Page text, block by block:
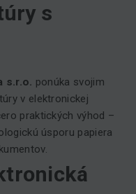
s
s.r.o. ponúka svojim
v elektronickej
praktických výhod –
úsporu papiera